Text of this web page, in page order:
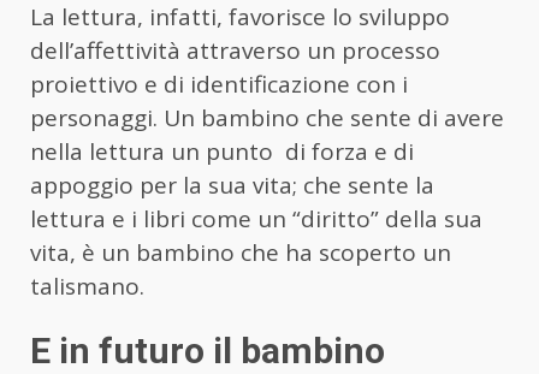
La lettura, infatti, favorisce lo sviluppo
dell’affettività attraverso un processo
proiettivo e di identificazione con i
personaggi. Un bambino che sente di avere
nella lettura un punto di forza e di
appoggio per la sua vita; che sente la
lettura e i libri come un “diritto” della sua
vita, è un bambino che ha scoperto un
talismano.
E in futuro il bambino